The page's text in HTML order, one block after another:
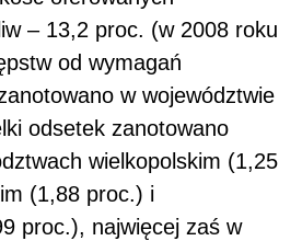
– 13,2 proc. (w 2008 roku
od wymagań
w województwie
odsetek zanotowano
wielkopolskim (1,25
(1,88 proc.) i
proc.), najwięcej zaś w